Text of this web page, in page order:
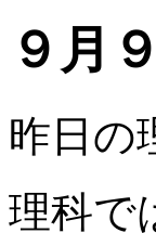
９月
昨日の
理科で